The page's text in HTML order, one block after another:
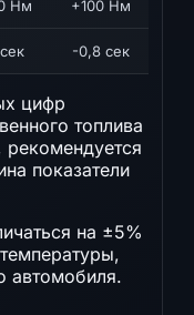
Нм +100 Нм
-0,8 сек
цифр
топлива
показатели
на ±5%
автомобиля.